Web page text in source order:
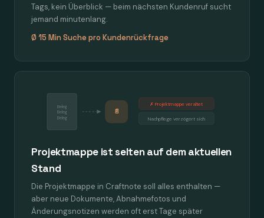
Tags, kein Überblick — beim nächsten Kundenruf sucht
jemand minutenlang.
Ø 15 Min Suche pro Kundenrückfrage
Beleg
Beleg
Beleg
📄
✗ Projektmappe veraltet
Nachpflege verzögert sich
Projektmappe ist selten auf dem aktuellen
Stand
Die Projektmappe in Craftnote soll alles enthalten —
aber neue Dokumente, Abnahmefotos und
Änderungsnotizen werden oft erst Tage später